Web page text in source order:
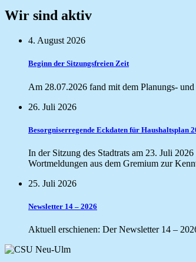
Wir sind aktiv
4. August 2026
Beginn der Sitzungsfreien Zeit
Am 28.07.2026 fand mit dem Planungs-
26. Juli 2026
Besorgniserregende Eckdaten für Haushaltsplan
In der Sitzung des Stadtrats am 23. Juli
Wortmeldungen aus dem Gremium zur
25. Juli 2026
Newsletter 14 – 2026
Aktuell erschienen: Der Newsletter 14 –